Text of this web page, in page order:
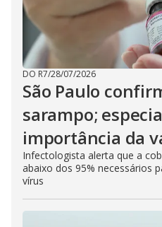
DO R7/28/07/2026
São Paulo
sarampo;
importância da
Infectologista alerta que a
abaixo dos 95% necessários
vírus